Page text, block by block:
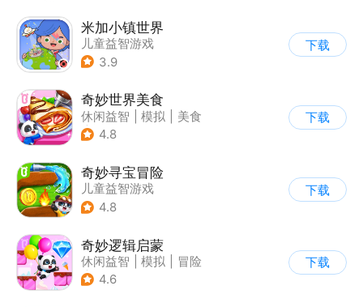
米加小镇世界
儿童益智游戏
3.9
下载
奇妙世界美食
休闲益智 模拟
美食
| 宝宝巴士
4.8
下载
奇妙寻宝冒险
儿童益智游戏
4.8
下载
奇妙逻辑启蒙
休闲益智 模拟
冒险
| 宝宝巴士
4.6
下载